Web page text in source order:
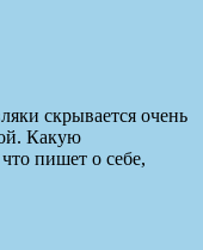
скрывается очень
Какую
пишет о себе,